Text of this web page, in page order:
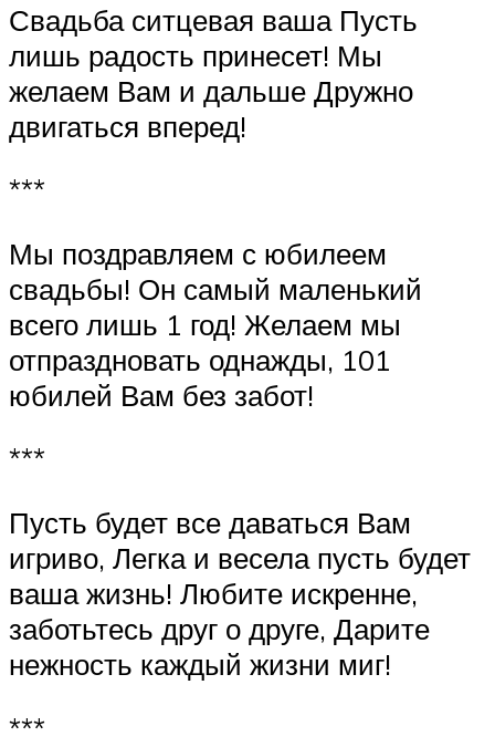
Свадьба ситцевая ваша Пусть
лишь радость принесет! Мы
желаем Вам и дальше Дружно
двигаться вперед!
***
Мы поздравляем с юбилеем
свадьбы! Он самый маленький
всего лишь 1 год! Желаем мы
отпраздновать однажды, 101
юбилей Вам без забот!
***
Пусть будет все даваться Вам
игриво, Легка и весела пусть будет
ваша жизнь! Любите искренне,
заботьтесь друг о друге, Дарите
нежность каждый жизни миг!
***